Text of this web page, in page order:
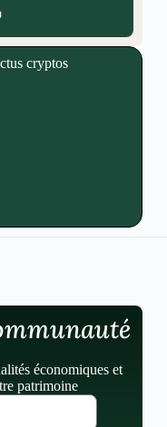
cryptos
économiques et
patrimoine